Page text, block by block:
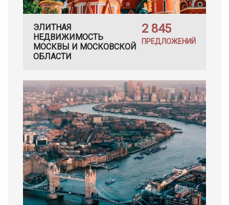
ЭЛИТНАЯ
НЕДВИЖИМОСТЬ
МОСКВЫ И МОСКОВСКОЙ
ОБЛАСТИ
2 845
ПРЕДЛОЖЕНИЙ